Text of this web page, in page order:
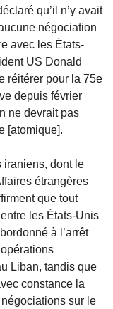
qu’il n’y avait
négociation
avec les États-
US Donald
réitérer pour la 75e
depuis février
ne devrait pas
[atomique].
iraniens, dont le
étrangères
que tout
les États-Unis
à l’arrêt
Liban, tandis que
constance la
sur le